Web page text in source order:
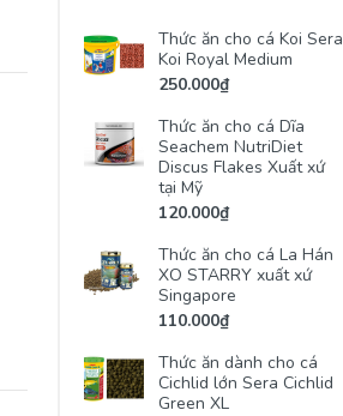
Thức ăn cho cá Koi Sera
Koi Royal Medium
250.000₫
Thức ăn cho cá Dĩa
Seachem NutriDiet
Discus Flakes Xuất xứ
tại Mỹ
120.000₫
Thức ăn cho cá La Hán
XO STARRY xuất xứ
Singapore
110.000₫
Thức ăn dành cho cá
Cichlid lớn Sera Cichlid
Green XL